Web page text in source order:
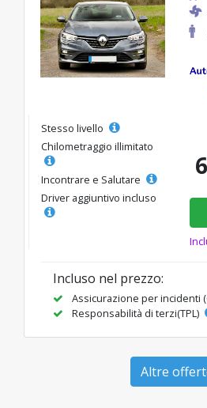
Stesso livello
Chilometraggio illimitato
Incontrare e Salutare
Driver aggiuntivo incluso
Incluso nel prezzo:
Assicurazione per incidenti
Responsabilità di terzi(TPL)
Altre